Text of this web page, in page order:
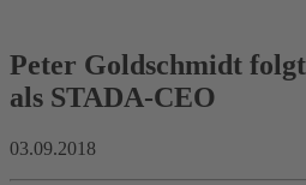
Peter Goldschmidt
als STADA-CEO
03.09.2018